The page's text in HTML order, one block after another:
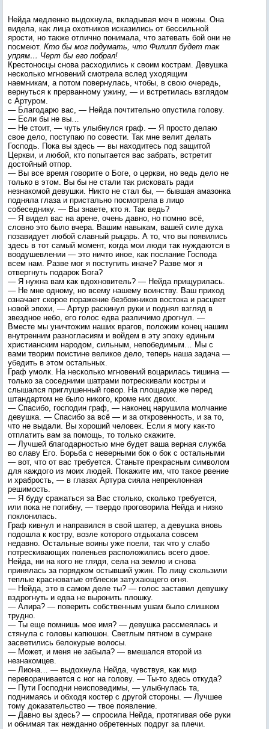
Нейда медленно выдохнула, вкладывая меч в ножны. Она
видела, как лица охотников исказились от бессильной
ярости, но также отлично понимала, что затевать бой они не
посмеют. Кто бы мог подумать, что Филипп будет так
упрям… Черт бы его побрал!
Крестоносцы снова расходились к своим кострам. Девушка
несколько мгновений смотрела вслед уходящим
наемникам, а потом повернулась, чтобы, в свою очередь,
вернуться к прерванному ужину, — и встретилась взглядом
с Артуром.
— Благодарю вас, — Нейда почтительно опустила голову.
— Если бы не вы…
— Не стоит, — чуть улыбнулся граф. — Я просто делаю
свое дело, поступаю по совести. Так мне велит делать
Господь. Пока вы здесь — вы находитесь под защитой
Церкви, и любой, кто попытается вас забрать, встретит
достойный отпор.
— Вы все время говорите о Боге, о церкви, но ведь дело не
только в этом. Вы бы не стали так рисковать ради
незнакомой девушки. Никто не стал бы, — бывшая амазонка
подняла глаза и пристально посмотрела в лицо
собеседнику. — Вы знаете, кто я. Так ведь?
— Я видел вас на арене, очень давно, но помню всё,
словно это было вчера. Вашим навыкам, вашей силе духа
позавидует любой славный рыцарь. А то, что вы появились
здесь в тот самый момент, когда мои люди так нуждаются в
воодушевлении — это ничто иное, как послание Господа
всем нам. Разве мог я поступить иначе? Разве мог я
отвергнуть подарок Бога?
— Я нужна вам как вдохновитель? — Нейда прищурилась.
— Не мне одному, но всему нашему воинству. Ваш приход
означает скорое поражение безбожников востока и расцвет
новой эпохи, — Артур раскинул руки и поднял взгляд в
звездное небо, его голос едва различимо дрогнул. —
Вместе мы уничтожим наших врагов, положим конец нашим
внутренним разногласиям и войдем в эту эпоху единым
христианским народом, сильным, непобедимым… Мы с
вами творим поистине великое дело, теперь наша задача —
убедить в этом остальных.
Граф умолк. На несколько мгновений воцарилась тишина —
только за соседними шатрами потрескивали костры и
слышался приглушенный говор. На площадке же перед
штандартом не было никого, кроме них двоих.
— Спасибо, господин граф, — наконец нарушила молчание
девушка. — Спасибо за всё — и за откровенность, и за то,
что не выдали. Вы хороший человек. Если я могу как-то
отплатить вам за помощь, то только скажите.
— Лучшей благодарностью мне будет ваша верная служба
во славу Его. Борьба с неверными бок о бок с остальными
— вот, что от вас требуется. Станьте прекрасным символом
для каждого из моих людей. Покажите им, что такое рвение
и храбрость, — в глазах Артура сияла непреклонная
решимость.
— Я буду сражаться за Вас столько, сколько требуется,
или пока не погибну, — твердо проговорила Нейда и низко
поклонилась.
Граф кивнул и направился в свой шатер, а девушка вновь
подошла к костру, возле которого отдыхала совсем
недавно. Остальные воины уже поели, так что у слабо
потрескивающих поленьев расположились всего двое.
Нейда, ни на кого не глядя, села на землю и снова
принялась за порядком остывший ужин. По лицу скользили
теплые красноватые отблески затухающего огня.
— Нейда, это в самом деле ты? — голос заставил девушку
вздрогнуть и едва не выронить плошку.
— Алира? — поверить собственным ушам было слишком
трудно.
— Ты еще помнишь мое имя? — девушка рассмеялась и
стянула с головы капюшон. Светлым пятном в сумраке
засветились белокурые волосы.
— Может, и меня не забыла? — вмешался второй из
незнакомцев.
— Лиона… — выдохнула Нейда, чувствуя, как мир
переворачивается с ног на голову. — Ты-то здесь откуда?
— Пути Господни неисповедимы, — улыбнулась та,
поднимаясь и обходя костер с другой стороны. — Лучшее
тому доказательство — твое появление.
— Давно вы здесь? — спросила Нейда, протягивая обе руки
и обнимая так нежданно обретенных подруг за плечи.